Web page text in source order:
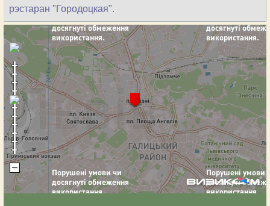
рэстаран "Городоцкая".